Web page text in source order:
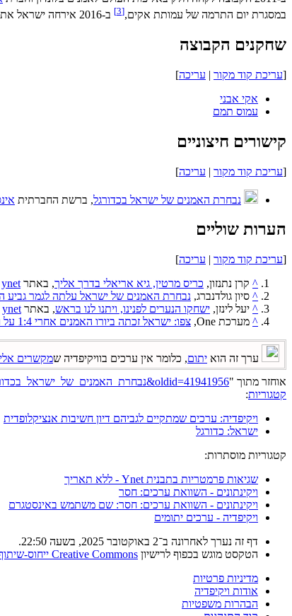
במסגרת יום התרמה של עמותת אקים,[
3
] ב-2016 אירחה ישראל את אליפות אירופה לאמנים וגם זכתה במקום הראשון.
שחקנים הקבוצה
[עריכת קוד מקור | עריכה]
אקי אבני
עמוס תמם
קישורים חיצוניים
[עריכת קוד מקור | עריכה]
נבחרת האמנים של ישראל בכדורגל, ברשת החברתית
הערות שוליים
[עריכת קוד מקור | עריכה]
^ קרן נתנזון, כריס מרטין, גיא אריאלי בדרך אליך, באתר ynet
^ סיון גולדנברג, נבחרת האמנים של ישראל עלתה לגמר גביע
^ יעל לינזן, ישחקו הנערים לפנינו, ויתנו לנו בראש, באתר ynet
^ מערכת One, צפו: ישראל זכתה ביורו האמנים אחרי 1:4 על רוסיה
ערך זה הוא יתום, כלומר אין ערכים בוויקיפדיה שמקשרים
אוחזר מתוך "https://he.wikipedia.org/w/index.php?title=נבחרת_האמנים_של_ישראל_בכדורגל&oldid=41941956
קטגוריות:
ויקיפדיה: ערכים שמתקיים לגביהם דיון חשיבות אנציקלופדית
ישראל: כדורגל
קטגוריות מוסתרות:
שגיאות פרמטריות בתבנית Ynet - ללא תאריך
ויקינתונים - השוואת ערכים: חסר
ויקינתונים - השוואת ערכים: חסר: שם משתמש באינסטגרם
ויקיפדיה - ערכים יתומים
דף זה נערך לאחרונה ב־2 באוקטובר 2025, בשעה 22:50.
הטקסט מוגש בכפוף לרישיון Creative Commons ייחוס-שיתוף זהה 4.0
מדיניות פרטיות
אודות ויקיפדיה
הבהרות משפטיות